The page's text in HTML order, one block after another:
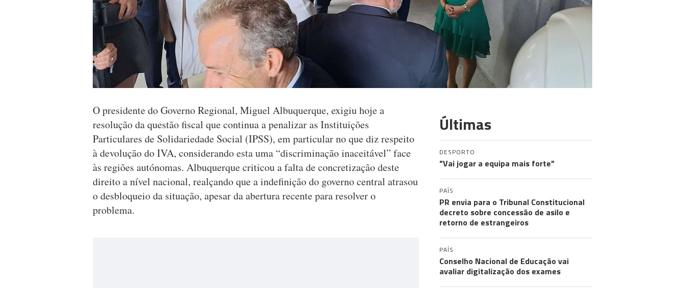
O presidente do Governo Regional, Miguel Albuquerque, exigiu hoje a
resolução da questão fiscal que continua a penalizar as Instituições
Particulares de Solidariedade Social (IPSS), em particular no que diz respeito
à devolução do IVA, considerando esta uma “discriminação inaceitável” face
às regiões autónomas. Albuquerque criticou a falta de concretização deste
direito a nível nacional, realçando que a indefinição do governo central atrasou
o desbloqueio da situação, apesar da abertura recente para resolver o
problema.
Últimas
DESPORTO
"Vai jogar a equipa mais forte"
PAÍS
PR envia para o Tribunal Constitucional
decreto sobre concessão de asilo e
retorno de estrangeiros
PAÍS
Conselho Nacional de Educação vai
avaliar digitalização dos exames